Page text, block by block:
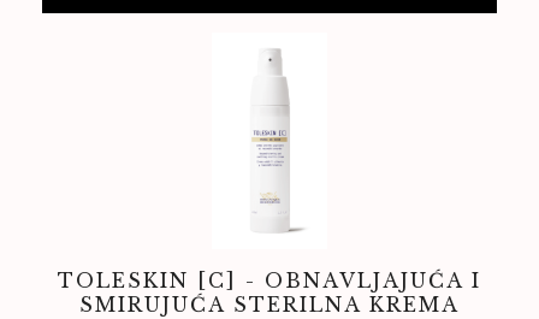
TOLESKIN [C] - OBNAVLJAJUĆA I
SMIRUJUĆA STERILNA KREMA